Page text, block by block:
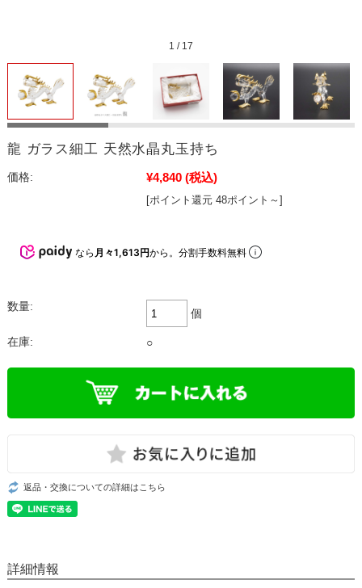
1 / 17
龍 ガラス細工 天然水晶丸玉持ち
価格: ¥4,840 (税込)
[ポイント還元 48ポイント～]
なら 月々1,613円から。分割手数料無料
数量:
個
在庫: ○
返品・交換についての詳細はこちら
詳細情報